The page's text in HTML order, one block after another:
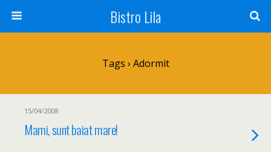
Bistro Lila
Tags › Adormit
15/04/2008
Mami, sunt baiat mare!